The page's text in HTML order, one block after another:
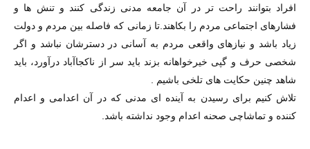
افراد بتوانند راحت تر در آن جامعه مدنى زندگى كنند و تنش ها و
فشارهاى اجتماعى مردم را بكاهند.تا زمانى كه فاصله بين مردم و دولت
زياد باشد و نيازهاى واقعى مردم به آسانى در دسترشان نباشد و اگر
شخصى حرف و گپى خيرخواهانه بزند بايد سر از ناكجاآباد درآورد، بايد
شاهد چنين حكايت هاى تلخى باشيم .
تلاش كنيم براى رسيدن به آينده اى مدنى كه در آن اعدامى و اعدام
كننده و تماشاچى صحنه اعدام وجود نداشته باشد.